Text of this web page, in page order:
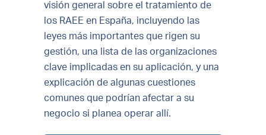
visión general sobre el tratamiento de
los RAEE en España, incluyendo las
leyes más importantes que rigen su
gestión, una lista de las organizaciones
clave implicadas en su aplicación, y una
explicación de algunas cuestiones
comunes que podrían afectar a su
negocio si planea operar allí.